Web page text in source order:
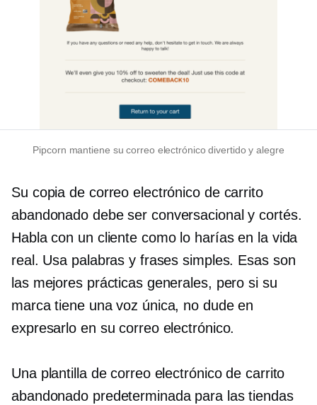
Pipcorn mantiene su correo electrónico divertido y alegre
Su copia de correo electrónico de carrito
abandonado debe ser conversacional y cortés.
Habla con un cliente como lo harías en la vida
real. Usa palabras y frases simples. Esas son
las mejores prácticas generales, pero si su
marca tiene una voz única, no dude en
expresarlo en su correo electrónico.
Una plantilla de correo electrónico de carrito
abandonado predeterminada para las tiendas